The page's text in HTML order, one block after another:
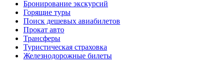
Бронирование экскурсий
Горящие туры
Поиск дешевых авиабилетов
Прокат авто
Трансферы
Туристическая страховка
Железнодорожные билеты